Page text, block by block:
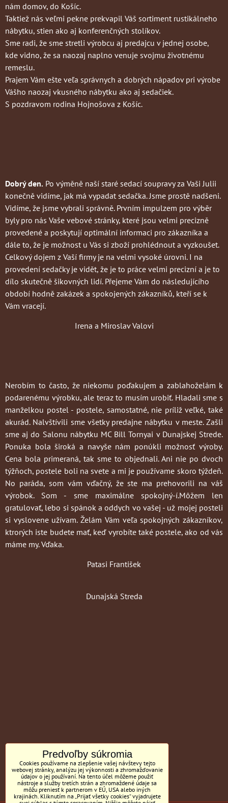
nám domov, do Košíc.
Taktiež nás veľmi pekne prekvapil Váš sortiment rustikálneho
nábytku, stien ako aj konferenčných stolíkov.
Sme radi, že sme stretli výrobcu aj predajcu v jednej osobe,
kde vidno, že sa naozaj naplno venuje svojmu životnému
remeslu.
Prajem Vám ešte veľa správnych a dobrých nápadov pri výrobe
Vášho naozaj vkusného nábytku ako aj sedačiek.
S pozdravom rodina Hojnošova z Košíc.
Dobrý den. Po výměně naší staré sedací soupravy za Vaši Julii
konečně vidíme, jak má vypadat sedačka. Jsme prostě nadšeni.
Vidíme, že jsme vybrali správně. Prvním impulzem pro výběr
byly pro nás Vaše vebové stránky, které jsou velmi precizně
provedené a poskytují optimální informaci pro zákazníka a
dále to, že je možnost u Vás si zboží prohlédnout a vyzkoušet.
Celkový dojem z Vaší firmy je na velmi vysoké úrovni. I na
provedení sedačky je vidět, že je to práce velmi precizní a je to
dílo skutečně šikovných lidí. Přejeme Vám do následujícího
období hodně zakázek a spokojených zákazníků, kteří se k
Vám vracejí.
Irena a Miroslav Valovi
Nerobím to často, že niekomu poďakujem a zablahoželám k
podarenému výrobku, ale teraz to musím urobiť. Hladali sme s
manželkou postel - postele, samostatné, nie príliž veľké, také
akurád. Nalvštívili sme všetky predajne nábytku v meste. Zašli
sme aj do Salonu nábytku MC Bill Tornyai v Dunajskej Strede.
Ponuka bola široká a navyše nám ponúkli možnosť výroby.
Cena bola primeraná, tak sme to objednali. Ani nie po dvoch
týžňoch, postele boli na svete a mi je používame skoro týždeň.
No paráda, som vám vďačný, že ste ma prehovorili na váš
výrobok. Som - sme maximálne spokojný-í.Môžem len
gratulovať, lebo si spánok a oddych vo vašej - už mojej posteli
si vyslovene užívam. Želám Vám veľa spokojných zákazníkov,
ktrorých iste budete mať, keď vyrobíte také postele, ako od vás
máme my. Vďaka.
Patasi František
Dunajská Streda
Predvoľby súkromia
Cookies používame na zlepšenie vašej návštevy tejto
webovej stránky, analýzu jej výkonnosti a zhromažďovanie
údajov o jej používaní. Na tento účel môžeme použiť
nástroje a služby tretích strán a zhromaždené údaje sa
môžu preniesť k partnerom v EÚ, USA alebo iných
krajinách. Kliknutím na „Prijať všetky cookies“ vyjadrujete